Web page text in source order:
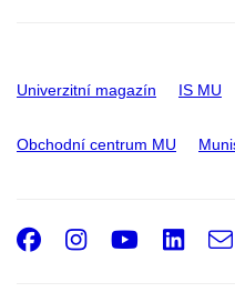
Univerzitní magazín IS MU
Obchodní centrum MU
Facebook